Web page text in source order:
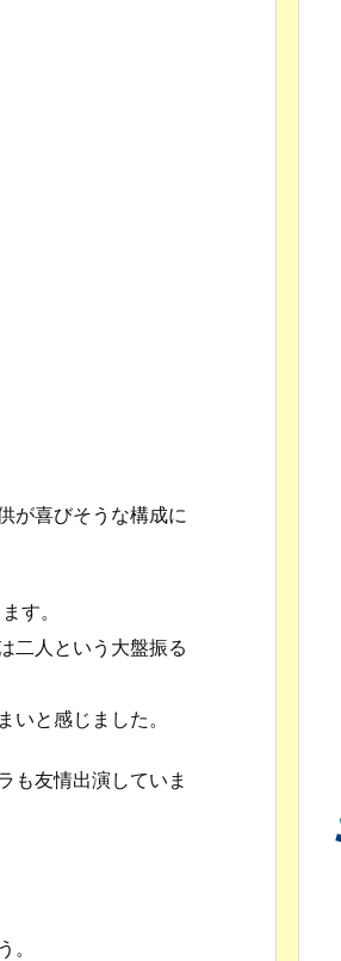
が喜びそうな構成に
す。
二人という大盤振る
と感じました。
も友情出演していま